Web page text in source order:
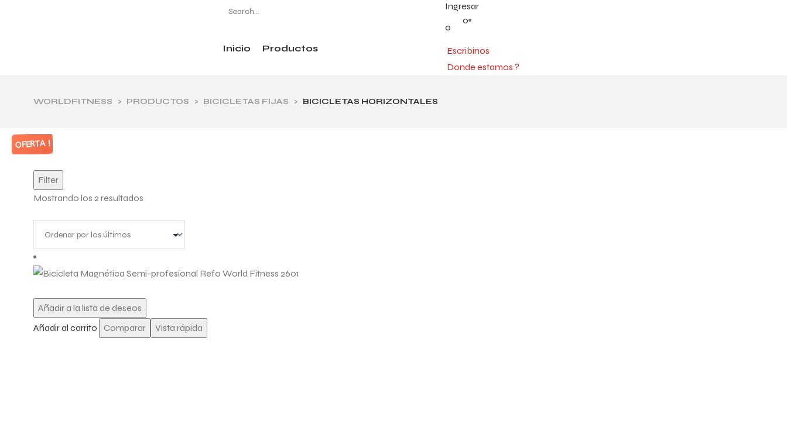
Ingresar
0
0
Inicio Productos
Escribinos
Donde estamos ?
WORLDFITNESS > PRODUCTOS > BICICLETAS FIJAS > BICICLETAS HORIZONTALES
Filter
Mostrando los 2 resultados
OFERTA !
Añadir a la lista de deseos
Añadir al carrito
Comparar Vista rápida
OFERTA !